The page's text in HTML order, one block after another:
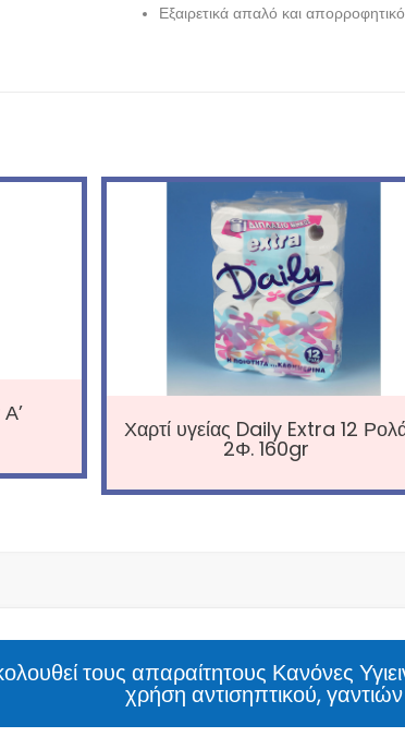
Εξαιρετικά απαλό και
Χαρτί υγείας Daily Extra 12
2Φ. 160gr
τους απαραίτητους Κανόνες
χρήση αντισηπτικού,